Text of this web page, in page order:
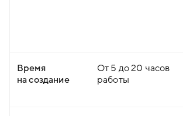
Время
на создание
От 5 до 20 часов
работы